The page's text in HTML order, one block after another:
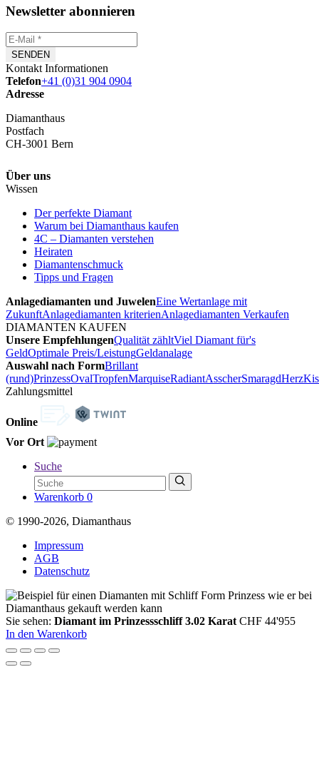
Newsletter abonnieren
Kontakt Informationen
Telefon+41 (0)31 904 0904
Adresse
Diamanthaus
Postfach
CH-3001 Bern
Über uns
Wissen
Der perfekte Diamant
Warum bei Diamanthaus kaufen
4C – Diamanten verstehen
Heiraten
Diamantenschmuck
Tipps und Fragen
Anlagediamanten und JuwelenEine Wertanlage mit
ZukunftAnlagediamanten kriterienAnlagediamanten Verkaufen
DIAMANTEN KAUFEN
Unsere EmpfehlungenQualität zähltViel Diamant für's
GeldOptimale Preis/LeistungGeldanalage
Auswahl nach FormBrillant
(rund)PrinzessOvalTropfenMarquiseRadiantAsscherSmaragdHerz
Zahlungsmittel
Online
Vor Ort
Suche
Warenkorb 0
© 1990-2026, Diamanthaus
Impressum
AGB
Datenschutz
Sie sehen: Diamant im Prinzessschliff 3.02 Karat CHF 44'955
In den Warenkorb